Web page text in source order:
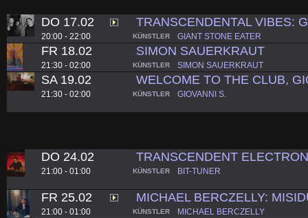
DO 17.02
20:00 - 22:00
TRANSCENDENTAL VIBES:
KÜNSTLER GIANT STONE EATER
FR 18.02
21:30 - 02:00
SIMON SAUERKRAUT
KÜNSTLER SIMON SAUERKRAUT
SA 19.02
21:30 - 02:00
WELCOME TO THE CLUB,
KÜNSTLER GIOVANNI S.
DO 24.02
21:00 - 01:00
TRANSCENDENT
KÜNSTLER BIT-TUNER
FR 25.02
21:00 - 01:00
MICHAEL BERCZELLY:
KÜNSTLER MICHAEL BERCZELLY